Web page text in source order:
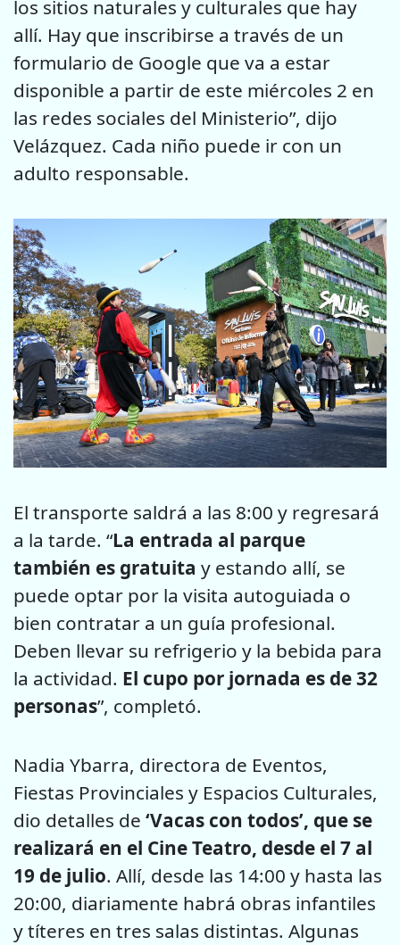
los sitios naturales y culturales que hay
allí. Hay que inscribirse a través de un
formulario de Google que va a estar
disponible a partir de este miércoles 2 en
las redes sociales del Ministerio”, dijo
Velázquez. Cada niño puede ir con un
adulto responsable.
El transporte saldrá a las 8:00 y regresará
a la tarde. “La entrada al parque
también es gratuita y estando allí, se
puede optar por la visita autoguiada o
bien contratar a un guía profesional.
Deben llevar su refrigerio y la bebida para
la actividad. El cupo por jornada es de 32
personas”, completó.
Nadia Ybarra, directora de Eventos,
Fiestas Provinciales y Espacios Culturales,
dio detalles de ‘Vacas con todos’, que se
realizará en el Cine Teatro, desde el 7 al
19 de julio. Allí, desde las 14:00 y hasta las
20:00, diariamente habrá obras infantiles
y títeres en tres salas distintas. Algunas